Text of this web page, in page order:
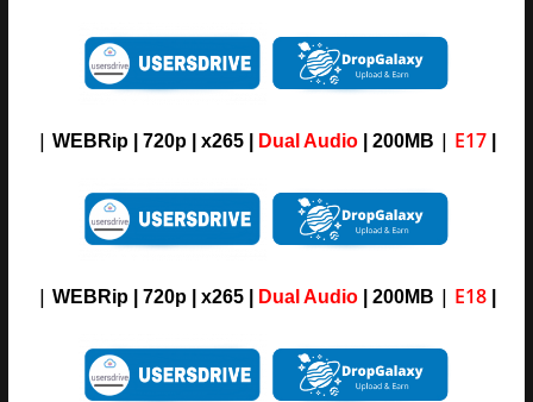
| WEBRip | 720p | x265 | Dual Audio | 200MB | E17
| WEBRip | 720p | x265 | Dual Audio | 200MB | E18